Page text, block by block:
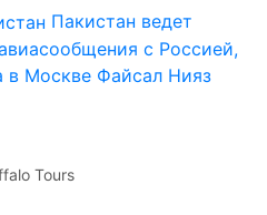
Пакистан ведет
с Россией,
в Москве Файсал Нияз
Tours